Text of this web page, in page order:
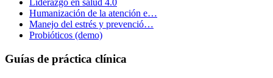
Liderazgo en salud 4.0
Humanización de la atención e…
Manejo del estrés y prevenció…
Probióticos (demo)
Guías de práctica clínica